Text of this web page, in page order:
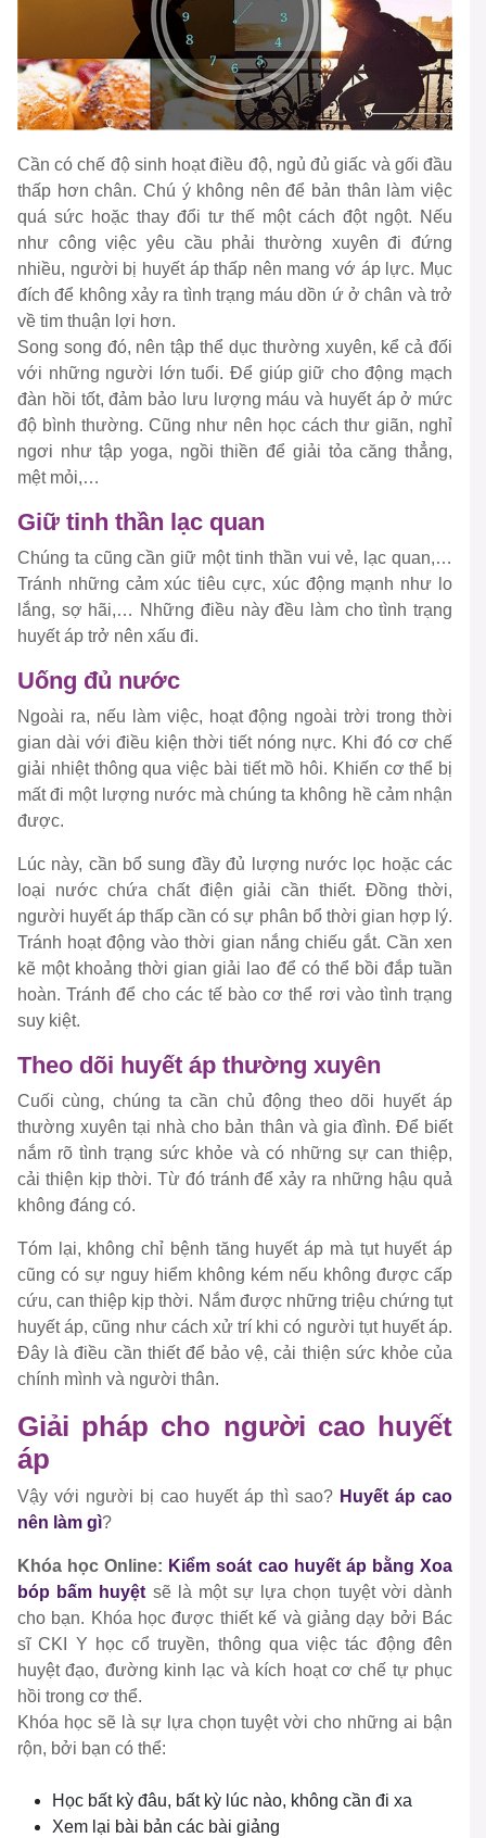
Cần có chế độ sinh hoạt điều độ, ngủ đủ giấc và gối đầu
thấp hơn chân. Chú ý không nên để bản thân làm việc
quá sức hoặc thay đổi tư thế một cách đột ngột. Nếu
như công việc yêu cầu phải thường xuyên đi đứng
nhiều, người bị huyết áp thấp nên mang vớ áp lực. Mục
đích để không xảy ra tình trạng máu dồn ứ ở chân và trở
về tim thuận lợi hơn.
Song song đó, nên tập thể dục thường xuyên, kể cả đối
với những người lớn tuổi. Để giúp giữ cho động mạch
đàn hồi tốt, đảm bảo lưu lượng máu và huyết áp ở mức
độ bình thường. Cũng như nên học cách thư giãn, nghỉ
ngơi như tập yoga, ngồi thiền để giải tỏa căng thẳng,
mệt mỏi,…
Giữ tinh thần lạc quan
Chúng ta cũng cần giữ một tinh thần vui vẻ, lạc quan,…
Tránh những cảm xúc tiêu cực, xúc động mạnh như lo
lắng, sợ hãi,… Những điều này đều làm cho tình trạng
huyết áp trở nên xấu đi.
Uống đủ nước
Ngoài ra, nếu làm việc, hoạt động ngoài trời trong thời
gian dài với điều kiện thời tiết nóng nực. Khi đó cơ chế
giải nhiệt thông qua việc bài tiết mồ hôi. Khiến cơ thể bị
mất đi một lượng nước mà chúng ta không hề cảm nhận
được.
Lúc này, cần bổ sung đầy đủ lượng nước lọc hoặc các
loại nước chứa chất điện giải cần thiết. Đồng thời,
người huyết áp thấp cần có sự phân bổ thời gian hợp lý.
Tránh hoạt động vào thời gian nắng chiếu gắt. Cần xen
kẽ một khoảng thời gian giải lao để có thể bồi đắp tuần
hoàn. Tránh để cho các tế bào cơ thể rơi vào tình trạng
suy kiệt.
Theo dõi huyết áp thường xuyên
Cuối cùng, chúng ta cần chủ động theo dõi huyết áp
thường xuyên tại nhà cho bản thân và gia đình. Để biết
nắm rõ tình trạng sức khỏe và có những sự can thiệp,
cải thiện kịp thời. Từ đó tránh để xảy ra những hậu quả
không đáng có.
Tóm lại, không chỉ bệnh tăng huyết áp mà tụt huyết áp
cũng có sự nguy hiểm không kém nếu không được cấp
cứu, can thiệp kịp thời. Nắm được những triệu chứng tụt
huyết áp, cũng như cách xử trí khi có người tụt huyết áp.
Đây là điều cần thiết để bảo vệ, cải thiện sức khỏe của
chính mình và người thân.
Giải pháp cho người cao huyết
áp
Vậy với người bị cao huyết áp thì sao? Huyết áp cao
nên làm gì?
Khóa học Online: Kiểm soát cao huyết áp bằng Xoa
bóp bấm huyệt sẽ là một sự lựa chọn tuyệt vời dành
cho bạn. Khóa học được thiết kế và giảng dạy bởi Bác
sĩ CKI Y học cổ truyền, thông qua việc tác động đên
huyệt đạo, đường kinh lạc và kích hoạt cơ chế tự phục
hồi trong cơ thể.
Khóa học sẽ là sự lựa chọn tuyệt vời cho những ai bận
rộn, bởi bạn có thể:
Học bất kỳ đâu, bất kỳ lúc nào, không cần đi xa
Xem lại bài bản các bài giảng